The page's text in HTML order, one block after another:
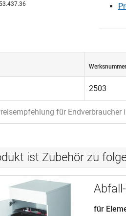
53.437.36
Werksnummer
2503
für Endverbraucher
ist Zubehör zu
für